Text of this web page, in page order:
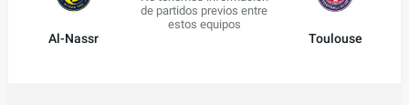
Al-Nassr
de partidos previos entre
estos equipos
Toulouse